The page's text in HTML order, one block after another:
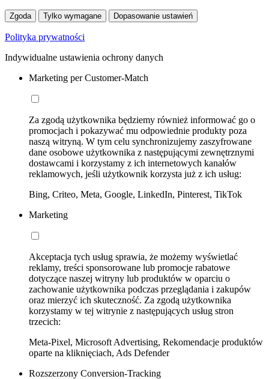
Zgoda Tylko wymagane Dopasowanie ustawień
Polityka prywatności
Indywidualne ustawienia ochrony danych
Marketing per Customer-Match
Za zgodą użytkownika będziemy również informować go o
promocjach i pokazywać mu odpowiednie produkty poza
naszą witryną. W tym celu synchronizujemy zaszyfrowane
dane osobowe użytkownika z następującymi zewnętrznymi
dostawcami i korzystamy z ich internetowych kanałów
reklamowych, jeśli użytkownik korzysta już z ich usług:
Bing, Criteo, Meta, Google, LinkedIn, Pinterest, TikTok
Marketing
Akceptacja tych usług sprawia, że możemy wyświetlać
reklamy, treści sponsorowane lub promocje rabatowe
dotyczące naszej witryny lub produktów w oparciu o
zachowanie użytkownika podczas przeglądania i zakupów
oraz mierzyć ich skuteczność. Za zgodą użytkownika
korzystamy w tej witrynie z następujących usług stron
trzecich:
Meta-Pixel, Microsoft Advertising, Rekomendacje produktów
oparte na kliknięciach, Ads Defender
Rozszerzony Conversion-Tracking